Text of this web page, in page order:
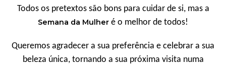
Todos os pretextos são bons para cuidar de si, mas a
Semana da Mulher é o melhor de todos!
Queremos agradecer a sua preferência e celebrar a sua
beleza única, tornando a sua próxima visita numa